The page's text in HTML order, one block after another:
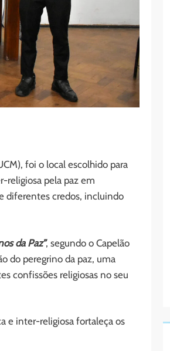
foi o local escolhido para
religiosa pela paz em
diferentes credos, incluindo
da Paz”, segundo o Capelão
do peregrino da paz, uma
confissões religiosas no seu
e inter-religiosa fortaleça os